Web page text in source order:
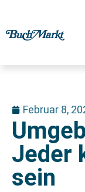
Februar 8,
Jeder
sein